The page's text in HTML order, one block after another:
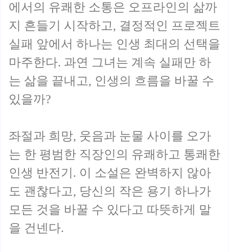
에서의 유쾌한 소통은 오프라인의 삶까
지 흔들기 시작하고, 결정적인 프로젝트
실패 앞에서 하나는 인생 최대의 선택을
마주한다. 과연 그녀는 계속 실패만 하
는 삶을 끝내고, 인생의 흐름을 바꿀 수
있을까?
좌절과 희망, 웃음과 눈물 사이를 오가
는 한 평범한 직장인의 유쾌하고 통쾌한
인생 반전기. 이 소설은 완벽하지 않아
도 괜찮다고, 당신의 작은 용기 하나가
모든 것을 바꿀 수 있다고 따뜻하게 말